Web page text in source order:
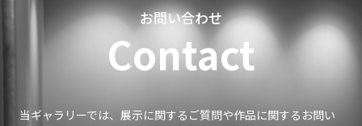
お問い合わせ
Contact
当ギャラリーでは、展示に関するご質問や作品に関するお問い